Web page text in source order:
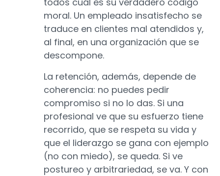
moral. Un empleado insatisfecho se
traduce en clientes mal atendidos y,
al final, en una organización que se
descompone.
La retención, además, depende de
coherencia: no puedes pedir
compromiso si no lo das. Si una
profesional ve que su esfuerzo tiene
recorrido, que se respeta su vida y
que el liderazgo se gana con ejemplo
(no con miedo), se queda. Si ve
postureo y arbitrariedad, se va. Y con